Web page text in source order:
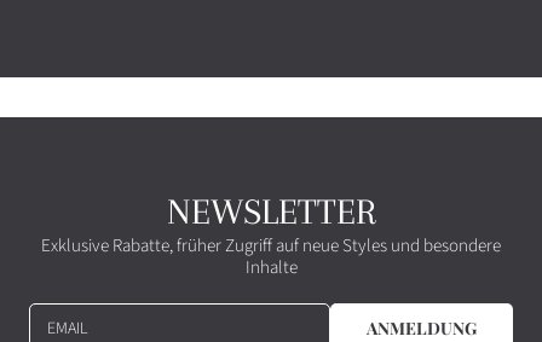
NEWSLETTER
Exklusive Rabatte, früher Zugriff auf neue Styles und besondere
Inhalte
EMAIL ANMELDUNG